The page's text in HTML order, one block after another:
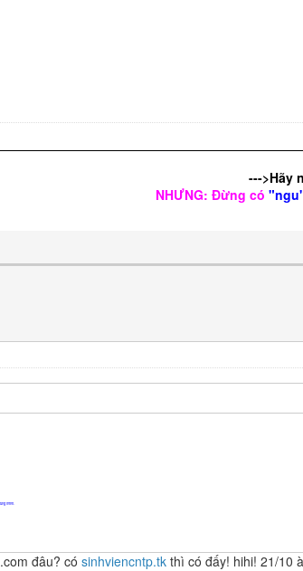
--->Hãy
NHƯNG: Đừng có
mình.
đâu? có sinhviencntp.tk thì có đấy! hihi! 21/10